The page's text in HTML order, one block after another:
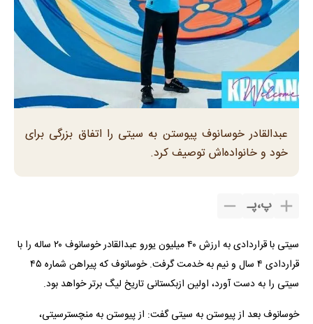
عبدالقادر خوسانوف پیوستن به سیتی را اتفاق بزرگی برای
خود و خانواده‌اش توصیف کرد.
پ،پـ
سیتی با قراردادی به ارزش ۴۰ میلیون یورو عبدالقادر خوسانوف ۲۰ ساله را با
قراردادی ۴ سال و نیم به خدمت گرفت. خوسانوف که پیراهن شماره ۴۵
سیتی را به دست آورد، اولین ازبکستانی تاریخ لیگ برتر خواهد بود.
خوسانوف بعد از پیوستن به سیتی گفت: از پیوستن به منچسترسیتی،